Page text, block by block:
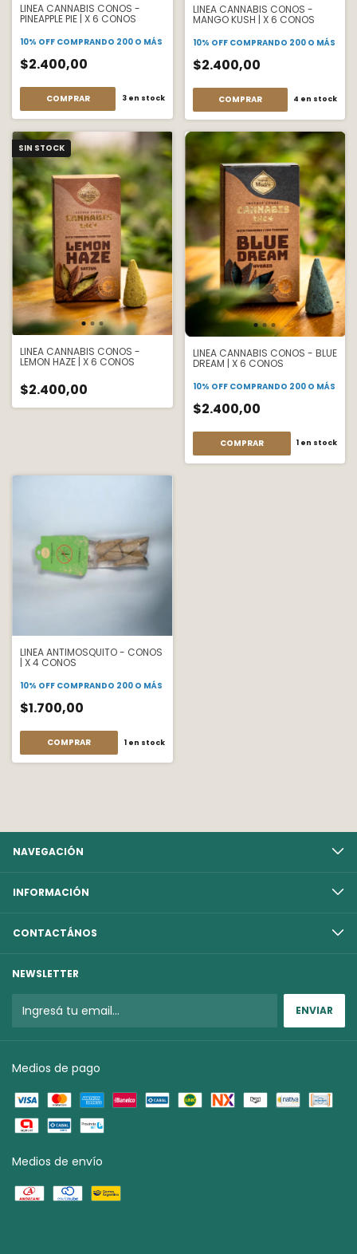
LINEA CANNABIS CONOS -
PINEAPPLE PIE | X 6 CONOS
10% OFF COMPRANDO 200 O MÁS
$2.400,00
3en stock
LINEA CANNABIS CONOS -
MANGO KUSH | X 6 CONOS
10% OFF COMPRANDO 200 O MÁS
$2.400,00
4 en stock
SIN STOCK
LINEA CANNABIS CONOS -
LEMON HAZE | X 6 CONOS
$2.400,00
LINEA CANNABIS CONOS - BLUE
DREAM | X 6 CONOS
10% OFF COMPRANDO 200 O MÁS
$2.400,00
1 en stock
LINEA ANTIMOSQUITO - CONOS
| X 4 CONOS
10% OFF COMPRANDO 200 O MÁS
$1.700,00
1en stock
NAVEGACIÓN
INFORMACIÓN
CONTACTÁNOS
NEWSLETTER
Medios de pago
Medios de envío